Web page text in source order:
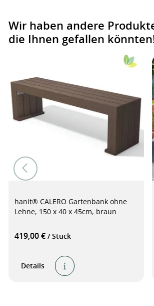
Wir haben andere
die Ihnen gefallen
hanit® CALERO Gartenbank ohne
Lehne, 150 x 40 x 45cm, braun
419,00 € / Stück
Details